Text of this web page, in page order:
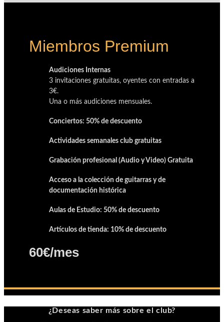
Miembros Premium
Audiciones Internas
3 invitaciones gratuitas, oyentes con entradas a
3€.
Una o más audiciones mensuales.
Conciertos: 50% de descuento
Actividades semanales club gratuitas
Grabación profesional (Audio y Video) Gratuita
Acceso a la colección de guitarras y de
documentación histórica
Aulas de Estudio: 50% de descuento
Artículos de tienda: 10% de descuento
60€/mes
¿Deseas saber más sobre el club?